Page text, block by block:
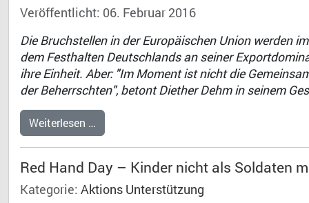
Veröffentlicht: 06. Februar 2016
Die Bruchstellen in der Europäischen Union werden
dem Festhalten Deutschlands an seiner
ihre Einheit. Aber: "Im Moment ist nicht die
der Beherrschten", betont Diether Dehm in seinem
Weiterlesen …
Red Hand Day – Kinder nicht als Soldaten
Kategorie: Aktions Unterstützung